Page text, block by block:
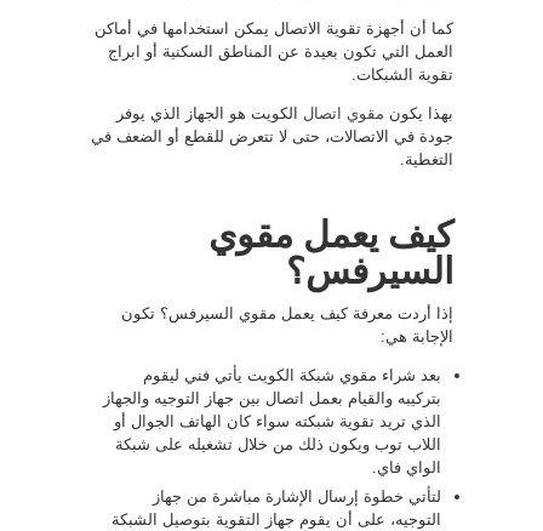
كما أن أجهزة تقوية الاتصال يمكن استخدامها في أماكن
العمل التي تكون بعيدة عن المناطق السكنية أو ابراج
تقوية الشبكات.
بهذا يكون مقوي اتصال الكويت هو الجهاز الذي يوفر
جودة في الاتصالات، حتى لا تتعرض للقطع أو الضعف في
التغطية.
كيف يعمل مقوي
السيرفس؟
إذا أردت معرفة كيف يعمل مقوي السيرفس؟ تكون
الإجابة هي:
بعد شراء مقوي شبكة الكويت يأتي فني ليقوم
بتركيبه والقيام بعمل اتصال بين جهاز التوجيه والجهاز
الذي تريد تقوية شبكته سواء كان الهاتف الجوال أو
اللاب توب ويكون ذلك من خلال تشغيله على شبكة
الواي فاي.
لتأتي خطوة إرسال الإشارة مباشرة من جهاز
التوجيه، على أن يقوم جهاز التقوية بتوصيل الشبكة